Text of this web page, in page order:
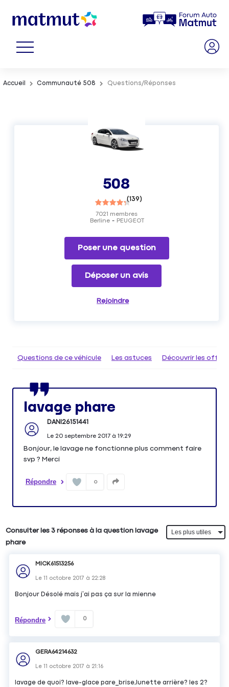
Accueil Communauté 508 Questions/Réponses
508
(139)
Berline PEUGEOT
7021 membres
Poser une question
Déposer un avis
Rejoindre
Questions de ce véhicule Les astuces Découvrir les
lavage phare
DANI26151441
Le 20 septembre 2017à 19:29
Bonjour, le lavage ne fonctionne plus comment faire
svp ? Merci
Répondre 0
Consulter les 3 réponses à la question lavage
phare
MICK61513256
Le11 octobre 2017 à 22:28
Bonjour Désolé mais j’ai pas ça sur la mienne
Répondre 0
GERA64214632
Le11 octobre 2017 à 21:16
lavage de quoi? lave-glace pare_brise,lunette arrière? les 2?